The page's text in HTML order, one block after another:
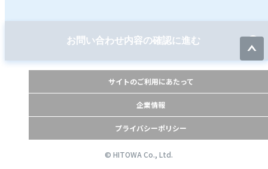
お問い合わせ内容の確認に進む
サイトのご利用にあたって
企業情報
プライバシーポリシー
© HITOWA Co., Ltd.